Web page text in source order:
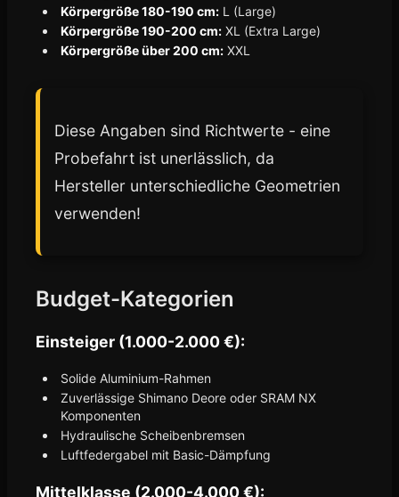
Körpergröße 180-190 cm: L (Large)
Körpergröße 190-200 cm: XL (Extra Large)
Körpergröße über 200 cm: XXL
Diese Angaben sind Richtwerte - eine
Probefahrt ist unerlässlich, da
Hersteller unterschiedliche Geometrien
verwenden!
Budget-Kategorien
Einsteiger (1.000-2.000 €):
Solide Aluminium-Rahmen
Zuverlässige Shimano Deore oder SRAM NX
Komponenten
Hydraulische Scheibenbremsen
Luftfedergabel mit Basic-Dämpfung
Mittelklasse (2.000-4.000 €):